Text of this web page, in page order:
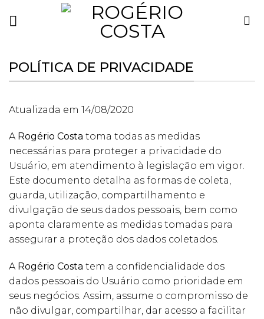
POLÍTICA DE PRIVACIDADE
Atualizada em 14/08/2020
A Rogério Costa toma todas as medidas
necessárias para proteger a privacidade do
Usuário, em atendimento à legislação em vigor.
Este documento detalha as formas de coleta,
guarda, utilização, compartilhamento e
divulgação de seus dados pessoais, bem como
aponta claramente as medidas tomadas para
assegurar a proteção dos dados coletados.
A Rogério Costa tem a confidencialidade dos
dados pessoais do Usuário como prioridade em
seus negócios. Assim, assume o compromisso de
não divulgar, compartilhar, dar acesso a facilitar